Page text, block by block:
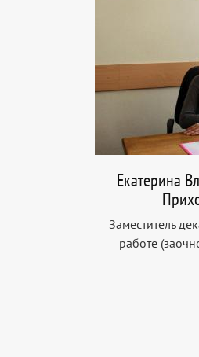
Екатерина
Заместитель
работе